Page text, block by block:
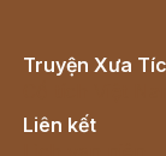
Truyện Xưa
Liên kết